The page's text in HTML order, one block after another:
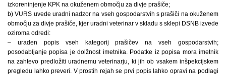
izkoreninjenje KPK na okuženem območju za divje prašiče;
b) VURS uvede uradni nadzor na vseh gospodarstvih s prašiči na okuženem
območju za divje prašiče, kjer uradni veterinar v skladu s sklepi DSNB izvede
oziroma odredi:
– uraden popis vseh kategorij prašičev na vseh gospodarstvih;
posodabljanje popisa je dolžnost imetnika. Podatke iz popisa mora imetnik
na zahtevo predložiti uradnemu veterinarju, ki jih ob vsakem inšpekcijskem
pregledu lahko preveri. V prostih rejah se prvi popis lahko opravi na podlagi